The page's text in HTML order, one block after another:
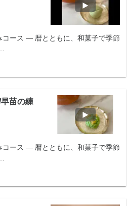
コース ― 暦とともに、和菓子で季節
苗の練
コース ― 暦とともに、和菓子で季節